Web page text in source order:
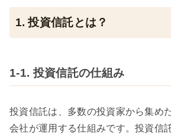
1. 投資信託とは？
1-1. 投資信託の仕組み
投資信託は、多数の投資家から集め
会社が運用する仕組みです。投資信